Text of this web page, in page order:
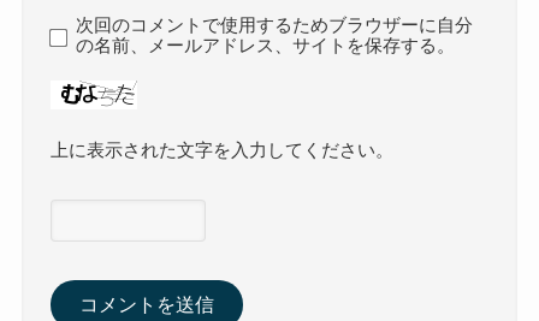
次回のコメントで使用するためブラウザーに自分
の名前、メールアドレス、サイトを保存する。
上に表示された文字を入力してください。